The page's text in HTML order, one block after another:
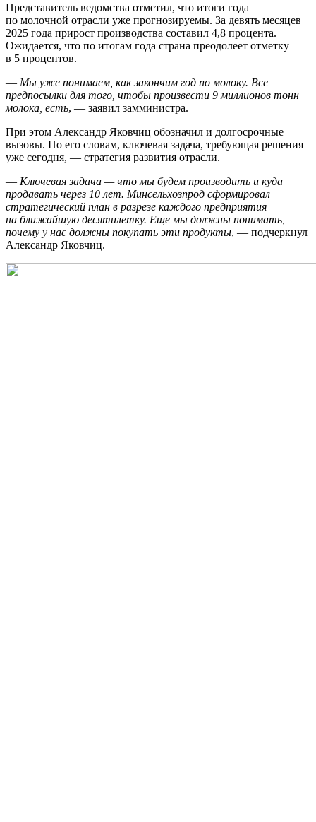
Представитель ведомства отметил, что итоги года
по молочной отрасли уже прогнозируемы. За девять месяцев
2025 года прирост производства составил 4,8 процента.
Ожидается, что по итогам года страна преодолеет отметку
в 5 процентов.
— Мы уже понимаем, как закончим год по молоку. Все
предпосылки для того, чтобы произвести 9 миллионов тонн
молока, есть, — заявил замминистра.
При этом Александр Яковчиц обозначил и долгосрочные
вызовы. По его словам, ключевая задача, требующая решения
уже сегодня, — стратегия развития отрасли.
— Ключевая задача — что мы будем производить и куда
продавать через 10 лет. Минсельхозпрод сформировал
стратегический план в разрезе каждого предприятия
на ближайшую десятилетку. Еще мы должны понимать,
почему у нас должны покупать эти продукты, — подчеркнул
Александр Яковчиц.